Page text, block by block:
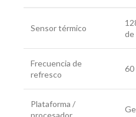
Sensor térmico
de
Frecuencia de
refresco
60
Plataforma /